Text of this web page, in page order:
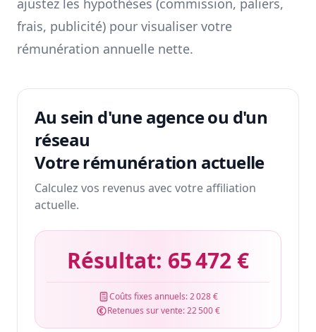
ajustez les hypothèses (commission, paliers,
frais, publicité) pour visualiser votre
rémunération annuelle nette.
Au sein d'une agence ou d'un
réseau
Votre rémunération actuelle
Calculez vos revenus avec votre affiliation
actuelle.
Résultat: 65 472 €
Coûts fixes annuels:2 028 €
Retenues sur vente:22 500 €